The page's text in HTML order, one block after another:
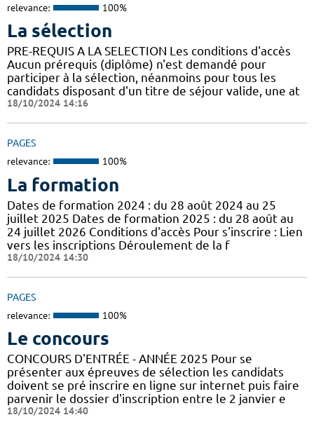
relevance: 100%
La sélection
PRE-REQUIS A LA SELECTION Les conditions d'accès
Aucun prérequis (diplôme) n'est demandé pour
participer à la sélection, néanmoins pour tous les
candidats disposant d'un titre de séjour valide, une at
18/10/2024 14:16
PAGES
relevance: 100%
La formation
Dates de formation 2024 : du 28 août 2024 au 25
juillet 2025 Dates de formation 2025 : du 28 août au
24 juillet 2026 Conditions d'accès Pour s'inscrire : Lien
vers les inscriptions Déroulement de la f
18/10/2024 14:30
PAGES
relevance: 100%
Le concours
CONCOURS D'ENTRÉE - ANNÉE 2025 Pour se
présenter aux épreuves de sélection les candidats
doivent se pré inscrire en ligne sur internet puis faire
parvenir le dossier d'inscription entre le 2 janvier e
18/10/2024 14:40